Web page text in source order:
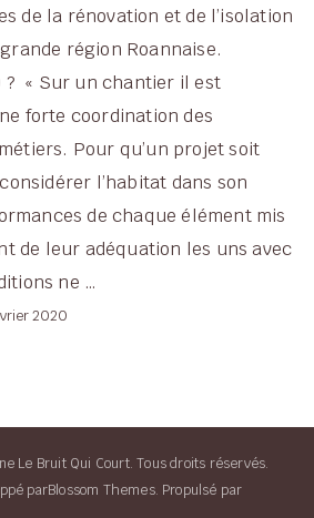
de la rénovation et de l’isolation
région Roannaise.
? « Sur un chantier il est
forte coordination des
Pour qu’un projet soit
l’habitat dans son
de chaque élément mis
de leur adéquation les uns avec
ne …
2020
Le Bruit Qui Court. Tous droits réservés.
parBlossom Themes. Propulsé par